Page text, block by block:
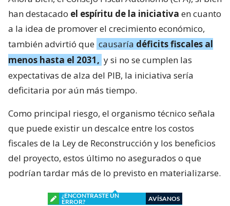
han destacado el espíritu de la iniciativa en cuanto
a la idea de promover el crecimiento económico,
también advirtió que causaría déficits fiscales al
menos hasta el 2031, y si no se cumplen las
expectativas de alza del PIB, la iniciativa sería
deficitaria por aún más tiempo.
Como principal riesgo, el organismo técnico señala
que puede existir un descalce entre los costos
fiscales de la Ley de Reconstrucción y los beneficios
del proyecto, estos último no asegurados o que
podrían tardar más de lo previsto en materializarse.
¿ENCONTRASTE UN
ERROR?
AVÍSANOS